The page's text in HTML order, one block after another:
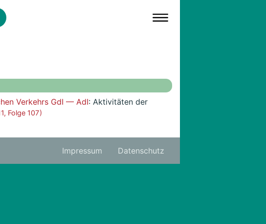
Verkehrs GdI — AdI: Aktivitäten der
Folge 107 )
Impressum Datenschutz